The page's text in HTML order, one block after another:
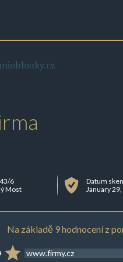
6
Most
Datum
January
Na základě 9 hodnocení z
www.firmy.cz